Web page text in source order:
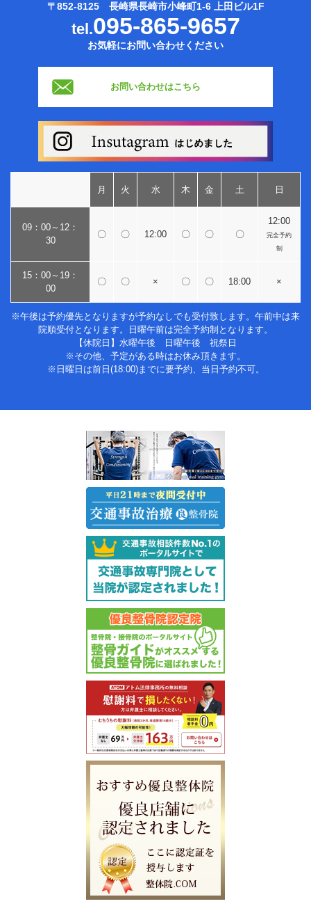
〒852-8125 長崎県長崎市小峰町1-6 上田ビル1F
tel.095-865-9657
お気軽にお問い合わせください
お問い合わせはこちら
月 火 水 木 金 土 日
09：00～12：
30
〇 〇 12:00 〇 〇 〇
12:00
完全予約
制
15：00～19：
00
〇 〇 × 〇 〇 18:00 ×
※午後は予約優先となりますが予約なしでも受付致します。午前中は来
院順受付となります。日曜午前は完全予約制となります。
【休院日】水曜午後 日曜午後 祝祭日
※その他、予定がある時はお休み頂きます。
※日曜日は前日(18:00)までに要予約、当日予約不可。